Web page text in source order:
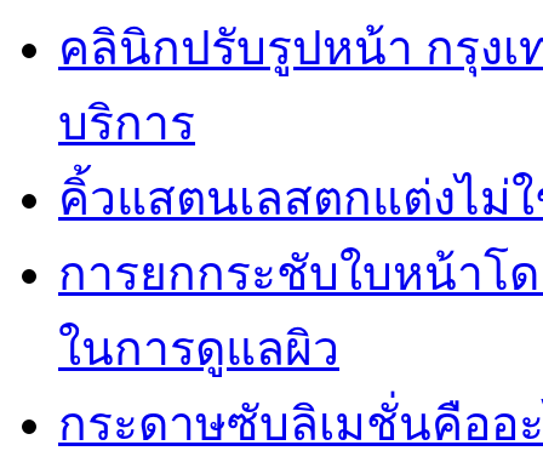
คลินิกปรับรูปหน้า กรุง
บริการ
คิ้วแสตนเลสตกแต่งไม่
การยกกระชับใบหน้าโ
ในการดูแลผิว
กระดาษซับลิเมชั่นคืออ